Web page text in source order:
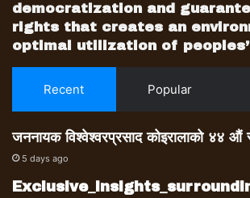
democratization and
rights that creates an
optimal utilization of
Recent Popular
जननायक विश्वेश्वरप्रसाद कोइरालाको ४४ औं
5 days ago